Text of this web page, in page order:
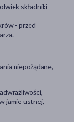
składniki
- przed
niepożądane,
jamie ustnej,